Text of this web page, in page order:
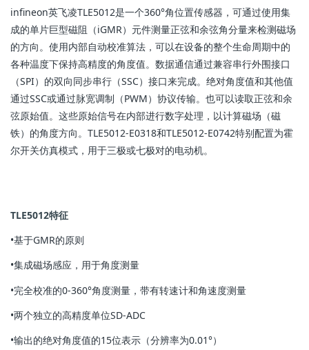
infineon英飞凌TLE5012是一个360°角位置传感器，可通过使用集
成的单片巨型磁阻（iGMR）元件测量正弦和余弦角分量来检测磁场
的方向。使用内部自动校准算法，可以在设备的整个生命周期中的
各种温度下保持高精度的角度值。数据通信通过兼容串行外围接口
（SPI）的双向同步串行（SSC）接口来完成。绝对角度值和其他值
通过SSC或通过脉宽调制（PWM）协议传输。也可以读取正弦和余
弦原始值。这些原始信号在内部进行数字处理，以计算磁场（磁
铁）的角度方向。TLE5012-E0318和TLE5012-E0742特别配置为霍
尔开关仿真模式，用于三极或七极对的电动机。
TLE5012特征
•基于GMR的原则
•集成磁场感应，用于角度测量
•完全校准的0-360°角度测量，带有转速计和角速度测量
•两个独立的高精度单位SD-ADC
•输出的绝对角度值的15位表示（分辨率为0.01°）